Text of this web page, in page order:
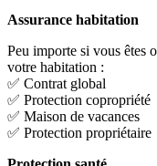
Assurance habitation
Peu importe si vous êtes
votre habitation :
✅ Contrat global
✅ Protection copropriété
✅ Maison de vacances
✅ Protection propriétaire